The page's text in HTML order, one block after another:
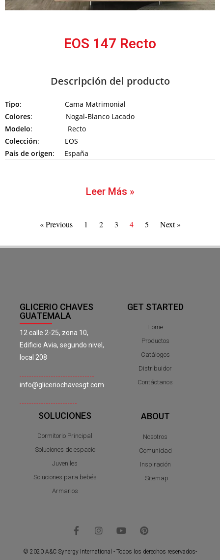
EOS 147 Recto
Descripción del producto
Tipo: Cama Matrimonial
Colores: Nogal-Blanco Lacado
Modelo: Recto
Colección: EOS
País de origen: España
Leer Más »
« Previous 1 2 3 4 5 Next »
GLICERIO CHAVES
GUATEMALA
12 calle 2-25, zona 10,
Edificio Avia, segundo nivel,
local 208
info@gliceriochavesgt.com
GET STARTED
Home
Productos
Catálogos
Distribuidor
Contáctanos
SOLUCIONES
Dormitorio Principal
Soluciones de espacio
Juveniles
Soluciones para bebés
Armarios
ABOUT
Nosotros
Comunidad
Inspiración
Sitemap
© 2020 A&C Synergy International - Todos los derechos reservados-